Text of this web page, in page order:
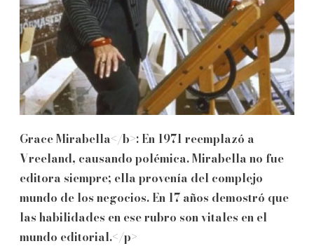
Grace Mirabella</b>: En 1971 reemplazó a
Vreeland, causando polémica. Mirabella no fue
editora siempre; ella provenía del complejo
mundo de los negocios. En 17 años demostró que
las habilidades en ese rubro son vitales en el
mundo editorial.</p>